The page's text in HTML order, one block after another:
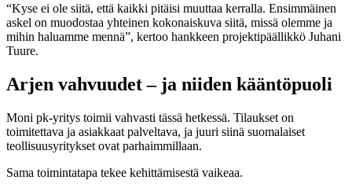
“Kyse ei ole siitä, että kaikki pitäisi muuttaa kerralla. Ensimmäinen
askel on muodostaa yhteinen kokonaiskuva siitä, missä olemme ja
mihin haluamme mennä”, kertoo hankkeen projektipäällikkö Juhani
Tuure.
Arjen vahvuudet – ja niiden kääntöpuoli
Moni pk-yritys toimii vahvasti tässä hetkessä. Tilaukset on
toimitettava ja asiakkaat palveltava, ja juuri siinä suomalaiset
teollisuusyritykset ovat parhaimmillaan.
Sama toimintatapa tekee kehittämisestä vaikeaa.